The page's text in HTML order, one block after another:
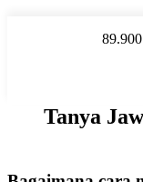
89.900
Tanya